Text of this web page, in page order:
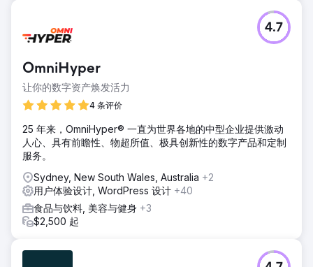
OmniHyper
让你的数字资产焕发活力
4 条评价
4.7
25 年来，OmniHyper® 一直为世界各地的中型企业提供激动
人心、具有前瞻性、物超所值、极具创新性的数字产品和定制
服务。
Sydney, New South Wales, Australia +2
用户体验设计, WordPress 设计 +40
食品与饮料, 美容与健身 +3
$2,500 起